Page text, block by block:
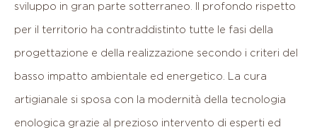
sviluppo in gran parte sotterraneo. profondo rispetto
per il territorio ha contraddistinto tutte le fasi della
progettazione e della realizzazione secondo i criteri del
basso impatto ambientale ed energetico. La cura
artigianale si sposa con la modernità della tecnologia
enologica grazie al prezioso intervento di esperti ed